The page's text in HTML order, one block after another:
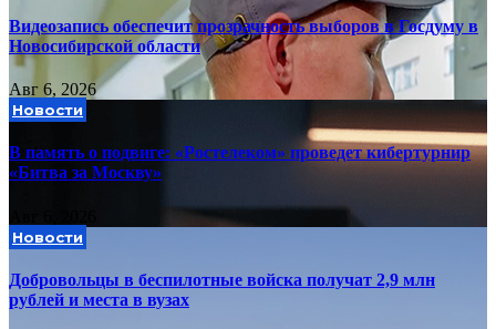
Видеозапись обеспечит прозрачность выборов в Госдуму в
Новосибирской области
Авг 6, 2026
Новости
В память о подвиге: «Ростелеком» проведет кибертурнир
«Битва за Москву»
Новости
Добровольцы в беспилотные войска получат 2,9 млн
рублей и места в вузах